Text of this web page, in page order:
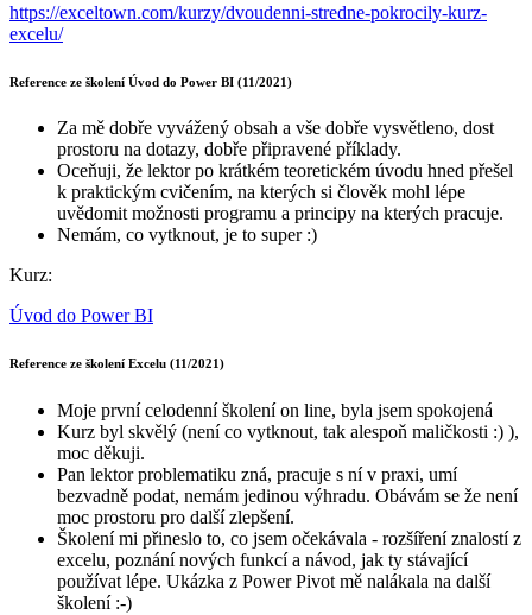
https://exceltown.com/kurzy/dvoudenni-stredne-pokrocily-kurz-
excelu/
Reference ze školení Úvod do Power BI (11/2021)
Za mě dobře vyvážený obsah a vše dobře vysvětleno, dost
prostoru na dotazy, dobře připravené příklady.
Oceňuji, že lektor po krátkém teoretickém úvodu hned přešel
k praktickým cvičením, na kterých si člověk mohl lépe
uvědomit možnosti programu a principy na kterých pracuje.
Nemám, co vytknout, je to super :)
Kurz:
Úvod do Power BI
Reference ze školení Excelu (11/2021)
Moje první celodenní školení on line, byla jsem spokojená
Kurz byl skvělý (není co vytknout, tak alespoň maličkosti :) ),
moc děkuji.
Pan lektor problematiku zná, pracuje s ní v praxi, umí
bezvadně podat, nemám jedinou výhradu. Obávám se že není
moc prostoru pro další zlepšení.
Školení mi přineslo to, co jsem očekávala - rozšíření znalostí z
excelu, poznání nových funkcí a návod, jak ty stávající
používat lépe. Ukázka z Power Pivot mě nalákala na další
školení :-)